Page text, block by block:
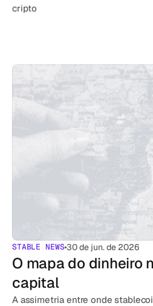
cripto
STABLE NEWS30 de jun. de 2026
O mapa do dinheiro
capital
A assimetria entre onde